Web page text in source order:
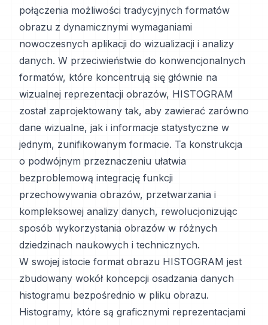
połączenia możliwości tradycyjnych formatów
obrazu z dynamicznymi wymaganiami
nowoczesnych aplikacji do wizualizacji i analizy
danych. W przeciwieństwie do konwencjonalnych
formatów, które koncentrują się głównie na
wizualnej reprezentacji obrazów, HISTOGRAM
został zaprojektowany tak, aby zawierać zarówno
dane wizualne, jak i informacje statystyczne w
jednym, zunifikowanym formacie. Ta konstrukcja
o podwójnym przeznaczeniu ułatwia
bezproblemową integrację funkcji
przechowywania obrazów, przetwarzania i
kompleksowej analizy danych, rewolucjonizując
sposób wykorzystania obrazów w różnych
dziedzinach naukowych i technicznych.
W swojej istocie format obrazu HISTOGRAM jest
zbudowany wokół koncepcji osadzania danych
histogramu bezpośrednio w pliku obrazu.
Histogramy, które są graficznymi reprezentacjami